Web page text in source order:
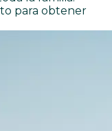
para obtener